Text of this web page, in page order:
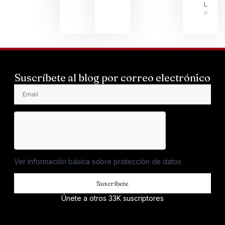
mayo
Suscríbete al blog por correo electrónico
Ver información básica sobre protección de datos
Suscríbete
Únete a otros 33K suscriptores